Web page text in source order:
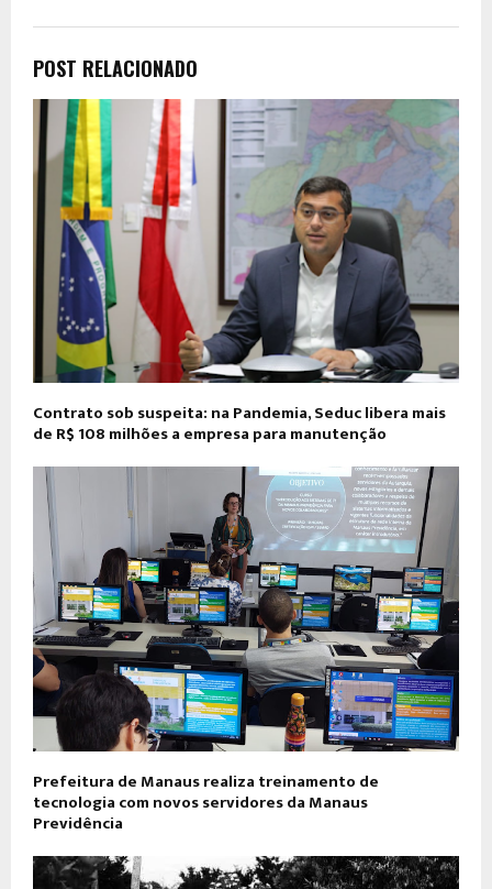
POST RELACIONADO
Contrato sob suspeita: na Pandemia, Seduc libera mais
de R$ 108 milhões a empresa para manutenção
Prefeitura de Manaus realiza treinamento de
tecnologia com novos servidores da Manaus
Previdência